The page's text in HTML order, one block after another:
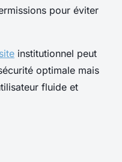
pour éviter
institutionnel peut
optimale mais
fluide et